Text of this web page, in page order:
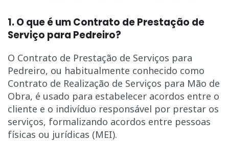
1. O que é um Contrato de Prestação de
Serviço para Pedreiro?
O Contrato de Prestação de Serviços para
Pedreiro, ou habitualmente conhecido como
Contrato de Realização de Serviços para Mão de
Obra, é usado para estabelecer acordos entre o
cliente e o indivíduo responsável por prestar os
serviços, formalizando acordos entre pessoas
físicas ou jurídicas (MEI).